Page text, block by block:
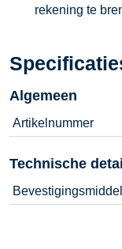
rekening te
Algemeen
Artikelnummer
Technische
Bevestigingsmiddel